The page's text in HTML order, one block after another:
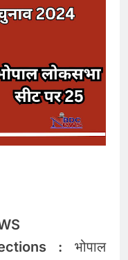
करें- ‘सुप्रीम’ आदेश..
दौड़ रहे बिना
के
5, 2026
Silver Price
भारी उछाल, जानिए 5
के ताजा भाव
5, 2026
Market Update
सेंसेक्स 500 अंक
निफ्टी 24,600 के पार,
मजबूत
: भोपाल